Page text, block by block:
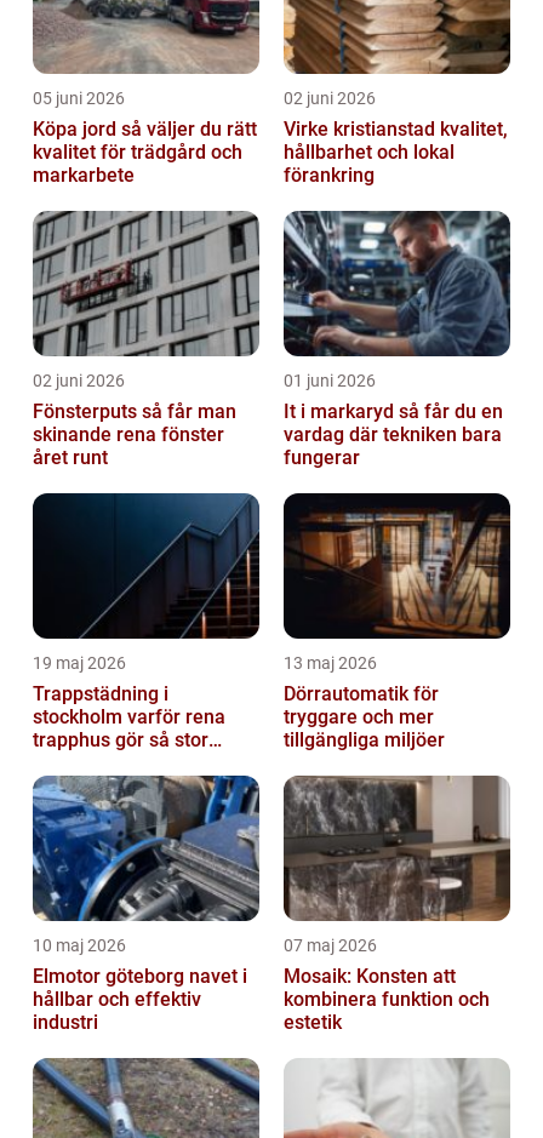
05 juni 2026
Köpa jord så väljer du rätt
kvalitet för trädgård och
markarbete
02 juni 2026
Virke kristianstad kvalitet,
hållbarhet och lokal
förankring
02 juni 2026
Fönsterputs så får man
skinande rena fönster
året runt
01 juni 2026
It i markaryd så får du en
vardag där tekniken bara
fungerar
19 maj 2026
Trappstädning i
stockholm varför rena
trapphus gör så stor
13 maj 2026
Dörrautomatik för
tryggare och mer
tillgängliga miljöer
10 maj 2026
Elmotor göteborg navet i
hållbar och effektiv
industri
07 maj 2026
Mosaik: Konsten att
kombinera funktion och
estetik